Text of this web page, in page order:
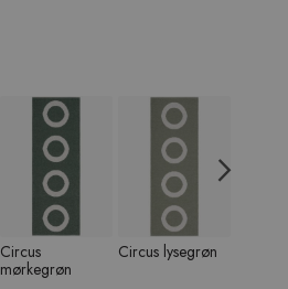
Circus
mørkegrøn
Circus lysegrøn